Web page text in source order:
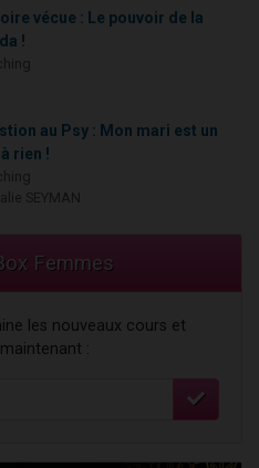
vécue : Le pouvoir de la
!
au Psy : Mon mari est un
rien !
Femmes
les nouveaux cours et
: